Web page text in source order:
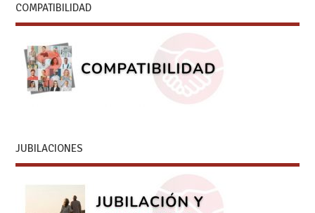
COMPATIBILIDAD
JUBILACIONES